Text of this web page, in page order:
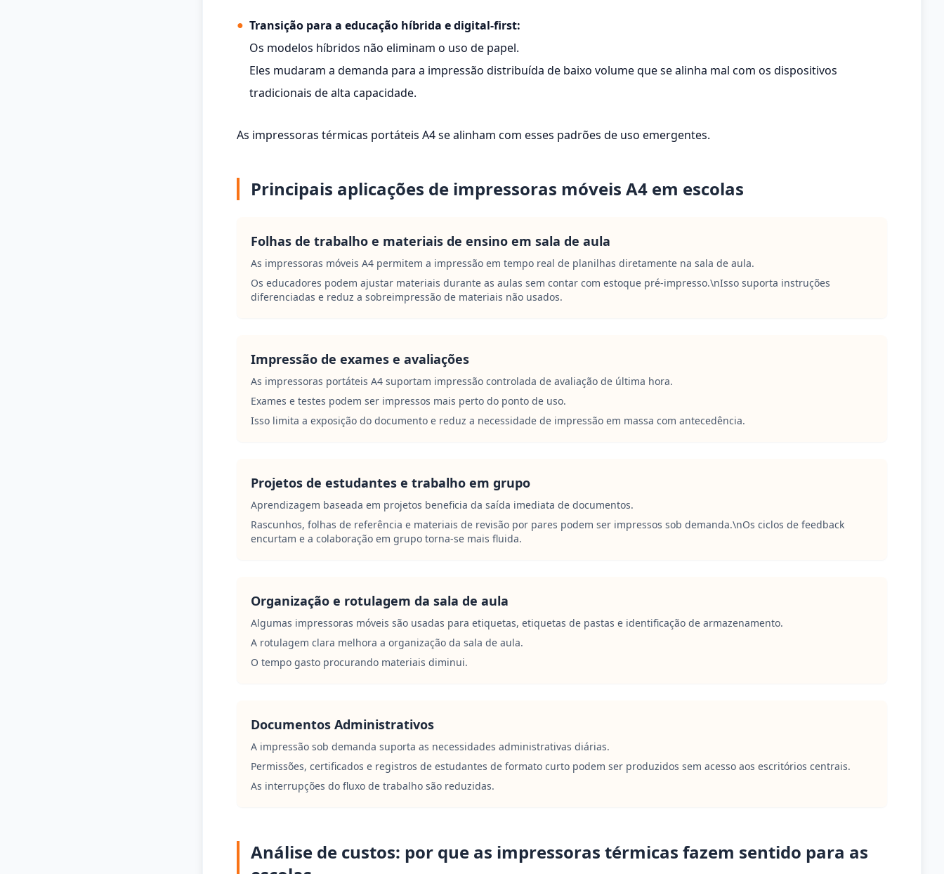
● Transição para a educação híbrida e digital-first:
Os modelos híbridos não eliminam o uso de papel.
Eles mudaram a demanda para a impressão distribuída de baixo volume que se alinha mal com os dispositivos
tradicionais de alta capacidade.
As impressoras térmicas portáteis A4 se alinham com esses padrões de uso emergentes.
Principais aplicações de impressoras móveis A4 em escolas
Folhas de trabalho e materiais de ensino em sala de aula
As impressoras móveis A4 permitem a impressão em tempo real de planilhas diretamente na sala de aula.
Os educadores podem ajustar materiais durante as aulas sem contar com estoque pré-impresso.\nIsso suporta instruções
diferenciadas e reduz a sobreimpressão de materiais não usados.
Impressão de exames e avaliações
As impressoras portáteis A4 suportam impressão controlada de avaliação de última hora.
Exames e testes podem ser impressos mais perto do ponto de uso.
Isso limita a exposição do documento e reduz a necessidade de impressão em massa com antecedência.
Projetos de estudantes e trabalho em grupo
Aprendizagem baseada em projetos beneficia da saída imediata de documentos.
Rascunhos, folhas de referência e materiais de revisão por pares podem ser impressos sob demanda.\nOs ciclos de feedback
encurtam e a colaboração em grupo torna-se mais fluida.
Organização e rotulagem da sala de aula
Algumas impressoras móveis são usadas para etiquetas, etiquetas de pastas e identificação de armazenamento.
A rotulagem clara melhora a organização da sala de aula.
O tempo gasto procurando materiais diminui.
Documentos Administrativos
A impressão sob demanda suporta as necessidades administrativas diárias.
Permissões, certificados e registros de estudantes de formato curto podem ser produzidos sem acesso aos escritórios centrais.
As interrupções do fluxo de trabalho são reduzidas.
Análise de custos: por que as impressoras térmicas fazem sentido para as